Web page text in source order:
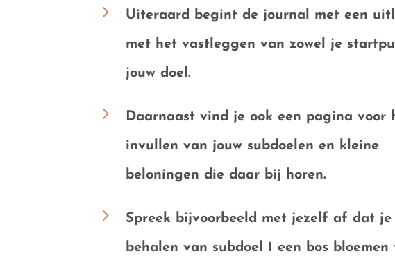
5 Uiteraard begint de journal met een
met het vastleggen van zowel je
jouw doel.
5 Daarnaast vind je ook een pagina voor
invullen van jouw subdoelen en kleine
beloningen die daar bij horen.
5 Spreek bijvoorbeeld met jezelf af dat
behalen van subdoel 1 een bos bloemen